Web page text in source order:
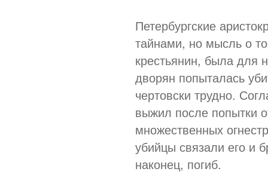
Петербургские
тайнами, но мысль о
крестьянин, была для
дворян попыталась
чертовски трудно.
выжил после попытки
множественных
убийцы связали его и
наконец, погиб.